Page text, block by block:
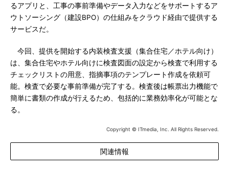
るアプリと、工事の事前準備やデータ入力などをサポートするア
ウトソーシング（建設BPO）の仕組みをクラウド経由で提供する
サービスだ。
今回、提供を開始する内装検査支援（集合住宅／ホテル向け）
は、集合住宅やホテル向けに検査図面の設定から検査で利用する
チェックリストの用意、指摘事項のテンプレート作成を依頼可
能。検査で必要な事前準備が完了する。検査後は帳票出力機能で
簡単に書類の作成が行えるため、包括的に業務効率化が可能とな
る。
Copyright © ITmedia, Inc. All Rights Reserved.
関連情報